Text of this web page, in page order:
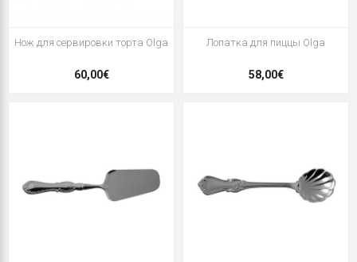
Нож для сервировки торта Olga
60,00€
Лопатка для пиццы Olga
58,00€